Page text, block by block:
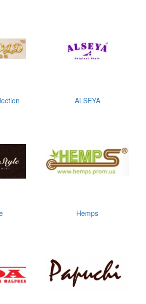
ALSEYA
Hemps